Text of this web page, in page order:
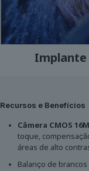
Implante
Recursos e Benefícios
Câmera CMOS
toque,
áreas de alto
Balanço de